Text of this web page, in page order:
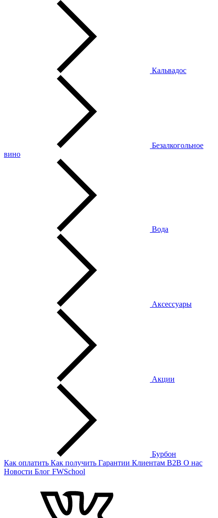
Кальвадос
Безалкогольное
вино
Вода
Аксессуары
Акции
Бурбон
Как оплатить Как получить Гарантии Клиентам B2B О нас
Новости Блог FWSchool